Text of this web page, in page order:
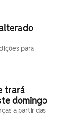
para
trará
domingo
a partir das